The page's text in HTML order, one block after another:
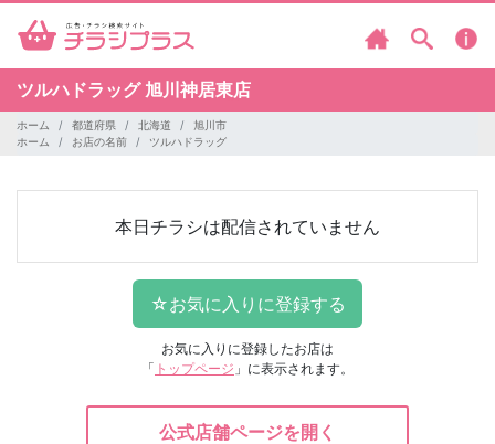
ツルハドラッグ 旭川神居東店
ホーム 都道府県 北海道
旭川市
ホーム
お店の名前 ツルハドラッグ
本日チラシは配信されていません
お気に入りに登録したお店は
「 トップページ 」に表示されます。
公式店舗ページを開く